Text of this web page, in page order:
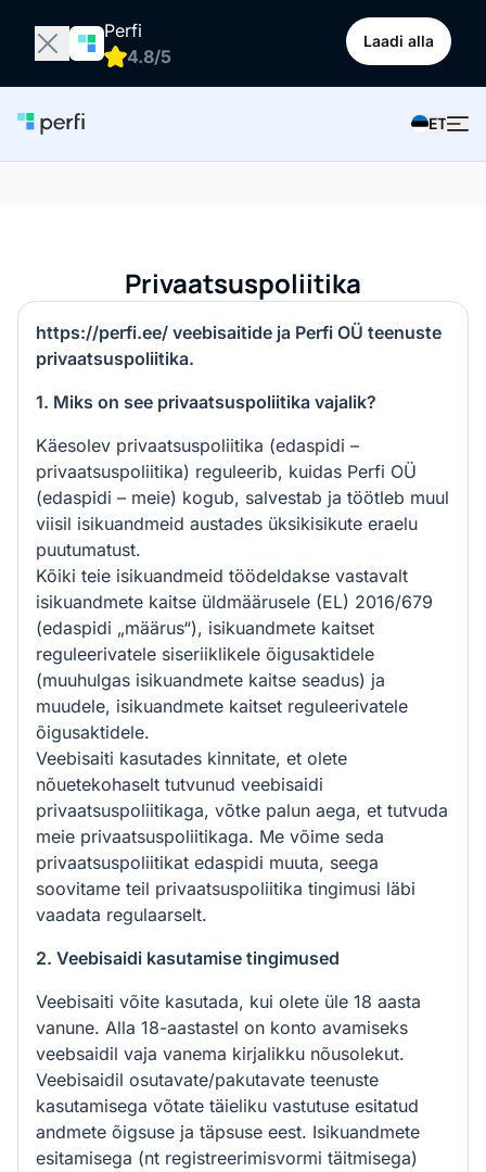
Perfi
4.8/5
Laadi alla
ET
Privaatsuspoliitika
https://perfi.ee/ veebisaitide ja Perfi OÜ teenuste
privaatsuspoliitika.
1. Miks on see privaatsuspoliitika vajalik?
Käesolev privaatsuspoliitika (edaspidi –
privaatsuspoliitika) reguleerib, kuidas Perfi OÜ
(edaspidi – meie) kogub, salvestab ja töötleb muul
viisil isikuandmeid austades üksikisikute eraelu
puutumatust.
Kõiki teie isikuandmeid töödeldakse vastavalt
isikuandmete kaitse üldmäärusele (EL) 2016/679
(edaspidi „määrus“), isikuandmete kaitset
reguleerivatele siseriiklikele õigusaktidele
(muuhulgas isikuandmete kaitse seadus) ja
muudele, isikuandmete kaitset reguleerivatele
õigusaktidele.
Veebisaiti kasutades kinnitate, et olete
nõuetekohaselt tutvunud veebisaidi
privaatsuspoliitikaga, võtke palun aega, et tutvuda
meie privaatsuspoliitikaga. Me võime seda
privaatsuspoliitikat edaspidi muuta, seega
soovitame teil privaatsuspoliitika tingimusi läbi
vaadata regulaarselt.
2. Veebisaidi kasutamise tingimused
Veebisaiti võite kasutada, kui olete üle 18 aasta
vanune. Alla 18-aastastel on konto avamiseks
veebsaidil vaja vanema kirjalikku nõusolekut.
Veebisaidil osutavate/pakutavate teenuste
kasutamisega võtate täieliku vastutuse esitatud
andmete õigsuse ja täpsuse eest. Isikuandmete
esitamisega (nt registreerimisvormi täitmisega)